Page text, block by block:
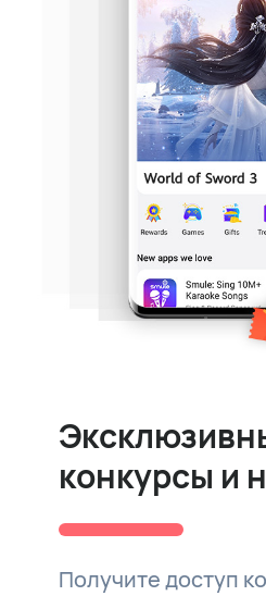
конкурсы и
Получите доступ